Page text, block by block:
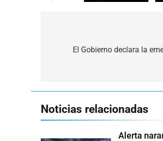
El Gobierno declara la
Noticias relacionadas
Alerta